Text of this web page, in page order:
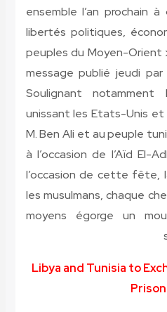
ensemble l’an prochain
libertés politiques,
peuples du Moyen-Orient
message publié jeudi par
Soulignant notamment
unissant les Etats-Unis et
M. Ben Ali et au peuple
à l’occasion de l’Aïd El-
l’occasion de cette fête,
les musulmans, chaque
moyens égorge un
Libya and Tunisia to